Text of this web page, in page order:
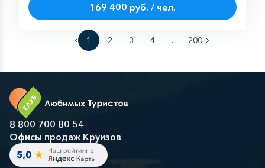
169 400 руб. / чел.
1 2 3 4 ... 200
8 800 700 80 54
Офисы продаж Круизов